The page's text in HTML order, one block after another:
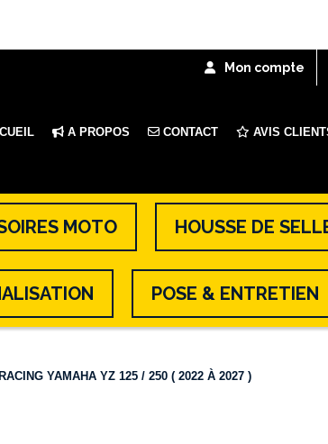
Mon compte
A PROPOS CONTACT AVIS
MOTO HOUSSE DE
POSE & ENTRETIEN
YAMAHA YZ 125 / 250 ( 2022 À 2027 )